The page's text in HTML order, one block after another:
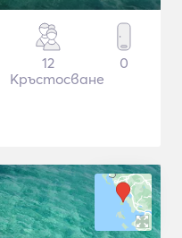
12
Кръстосване
0